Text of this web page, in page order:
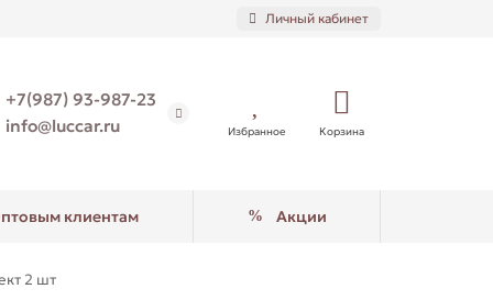
Личный кабинет
+7(987) 93-987-23
info@luccar.ru
Избранное Корзина
клиентам Акции
2 шт